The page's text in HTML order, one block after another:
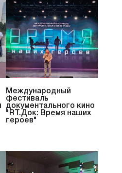
Международный
фестиваль
документального кино
"RT.Док: Время наших
героев"